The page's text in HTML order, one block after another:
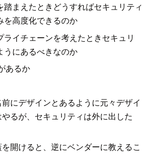
踏まえたときどうすればセキュリティ
を高度化できるのか
ライチェーンを考えたときセキュリ
うにあるべきなのか
あるか
にデザインとあるように元々デザイ
やるが、セキュリティは外に出した
を開けると、逆にベンダーに教えるこ